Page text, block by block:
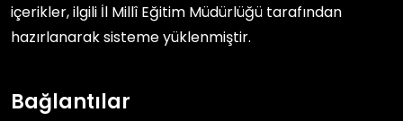
içerikler, ilgili İl Millî Eğitim Müdürlüğü tarafından
hazırlanarak sisteme yüklenmiştir.
Bağlantılar